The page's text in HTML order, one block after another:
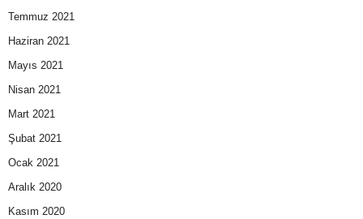
Temmuz 2021
Haziran 2021
Mayıs 2021
Nisan 2021
Mart 2021
Şubat 2021
Ocak 2021
Aralık 2020
Kasım 2020